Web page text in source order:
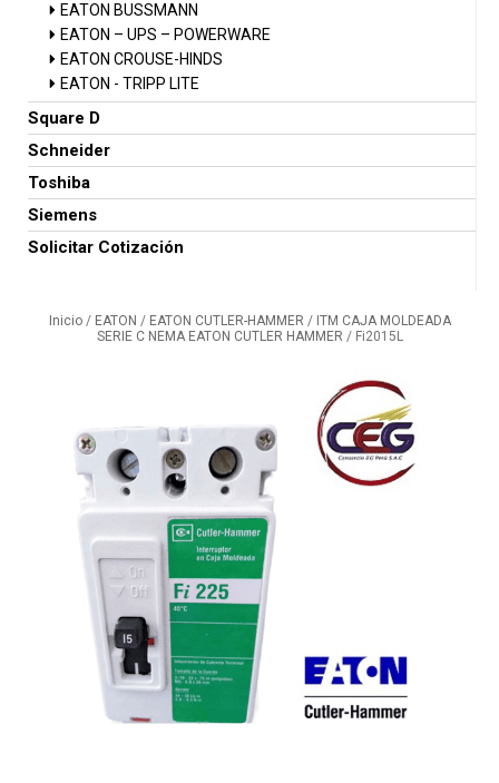
EATON BUSSMANN
EATON – UPS – POWERWARE
EATON CROUSE-HINDS
EATON - TRIPP LITE
Square D
Schneider
Toshiba
Siemens
Solicitar Cotización
Inicio/ EATON / EATON CUTLER-HAMMER / ITM CAJA MOLDEADA
SERIE C NEMA EATON CUTLER HAMMER / Fi2015L